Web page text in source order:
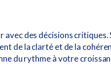
avec des décisions
de la clarté et de la
du rythme à votre